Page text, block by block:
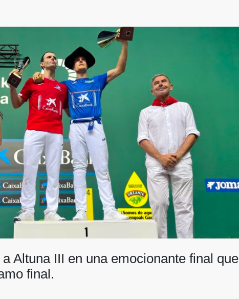
Altuna III en una emocionante final que
final.